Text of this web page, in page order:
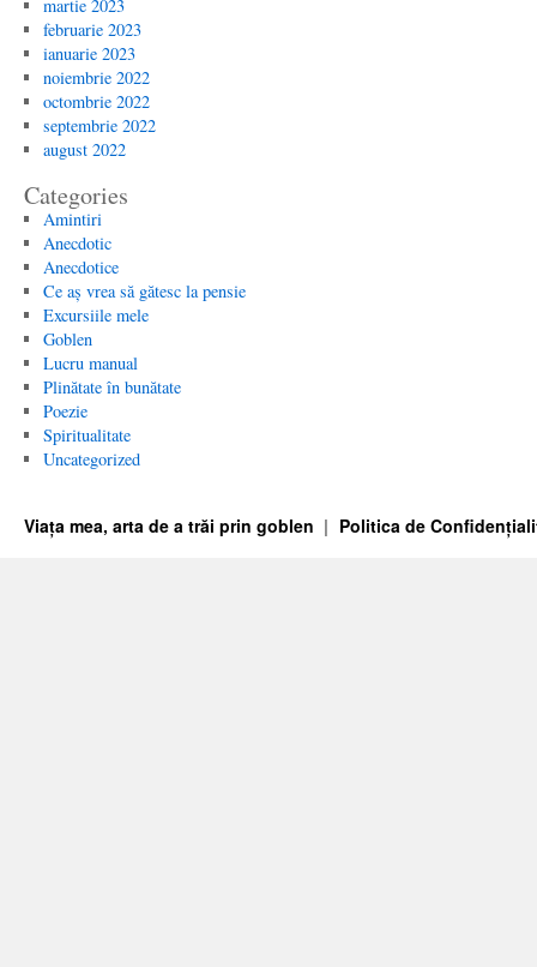
martie 2023
februarie 2023
ianuarie 2023
noiembrie 2022
octombrie 2022
septembrie 2022
august 2022
Categories
Amintiri
Anecdotic
Anecdotice
Ce aș vrea să gătesc la pensie
Excursiile mele
Goblen
Lucru manual
Plinătate în bunătate
Poezie
Spiritualitate
Uncategorized
Viața mea, arta de a trăi prin goblen Politica de